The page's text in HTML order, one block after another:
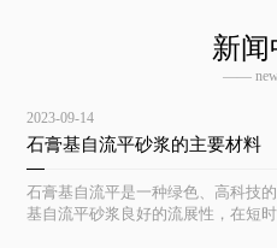
新闻
——
2023-09-14
石膏基自流平砂浆的主要材料
石膏基自流平是一种绿色、高科技
基自流平砂浆良好的流展性，在短